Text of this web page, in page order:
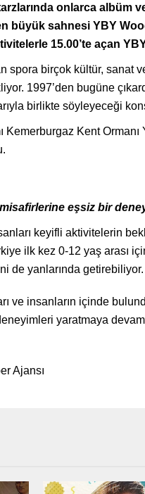
onlarca albüm
büyük sahnesi YBY
15.00’te açan
spora birçok kültür, sanat
1997’den bugüne
birlikte söyleyeceği
Kemerburgaz Kent
misafirlerine eşsiz bir
keyifli aktivitelerin
ilk kez 0-12 yaş arası
de yanlarında getirebiliyor.
ve insanların içinde
yaratmaya
Ajansı